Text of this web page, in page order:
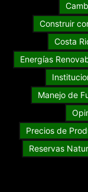
Construir
Costa
Energías
Manejo de
Precios de
Reservas